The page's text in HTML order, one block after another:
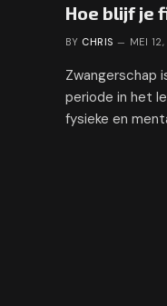
Hoe blijf je
BY CHRIS MEI
Zwangerschap
periode in het
fysieke en